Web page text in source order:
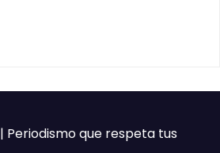
| Periodismo que respeta tus